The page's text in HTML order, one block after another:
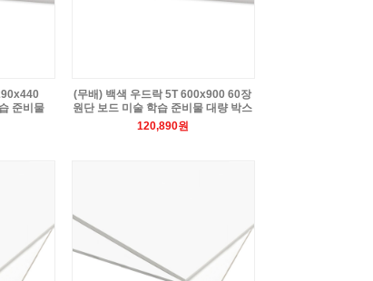
준비물
(무배) 백색 우드락 5T 600x900 60장
원단 보드 미술 학습 준비물 대량 박스
120,890원